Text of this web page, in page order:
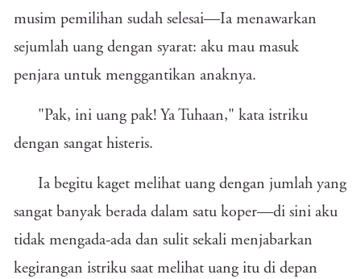
musim pemilihan sudah selesai—Ia menawarkan
sejumlah uang dengan syarat: aku mau masuk
penjara untuk menggantikan anaknya.
"Pak, ini uang pak! Ya Tuhaan," kata istriku
dengan sangat histeris.
Ia begitu kaget melihat uang dengan jumlah yang
sangat banyak berada dalam satu koper—di sini aku
tidak mengada-ada dan sulit sekali menjabarkan
kegirangan istriku saat melihat uang itu di depan